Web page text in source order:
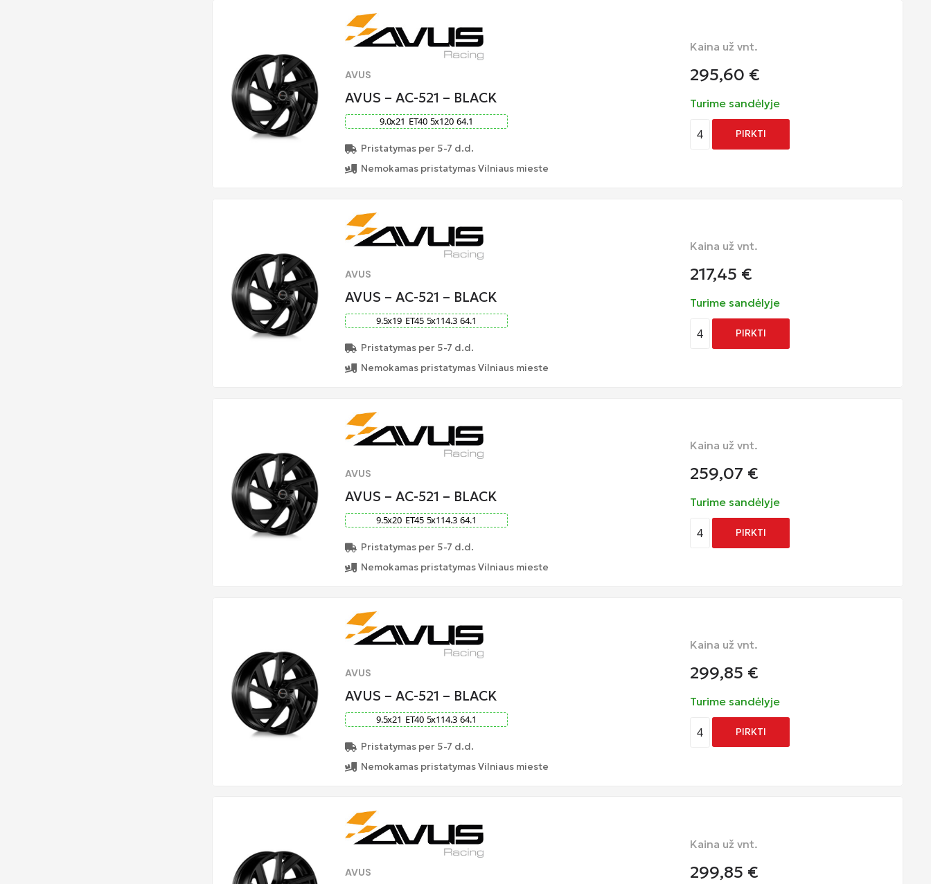
AVUS
AVUS – AC-521 – BLACK
9.0x21 ET40 5x120 64.1
Pristatymas per 5-7 d.d.
Nemokamas pristatymas Vilniaus mieste
Kaina už vnt.
295,60 €
Turime sandėlyje
4 PIRKTI
AVUS
AVUS – AC-521 – BLACK
9.5x19 ET45 5x114.3 64.1
Pristatymas per 5-7 d.d.
Nemokamas pristatymas Vilniaus mieste
Kaina už vnt.
217,45 €
Turime sandėlyje
4 PIRKTI
AVUS
AVUS – AC-521 – BLACK
9.5x20 ET45 5x114.3 64.1
Pristatymas per 5-7 d.d.
Nemokamas pristatymas Vilniaus mieste
Kaina už vnt.
259,07 €
Turime sandėlyje
4 PIRKTI
AVUS
AVUS – AC-521 – BLACK
9.5x21 ET40 5x114.3 64.1
Pristatymas per 5-7 d.d.
Nemokamas pristatymas Vilniaus mieste
Kaina už vnt.
299,85 €
Turime sandėlyje
4 PIRKTI
AVUS
Kaina už vnt.
299,85 €